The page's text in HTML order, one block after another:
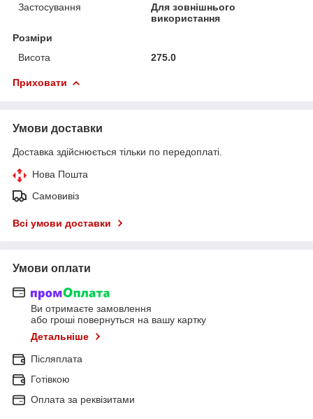
Застосування
Для зовнішнього
використання
Розміри
Висота
275.0
Приховати
Умови доставки
Доставка здійснюється тільки по передоплаті.
Нова Пошта
Самовивіз
Всі умови доставки
Умови оплати
Ви отримаєте замовлення
або гроші повернуться на вашу картку
Детальніше
Післяплата
Готівкою
Оплата за реквізитами